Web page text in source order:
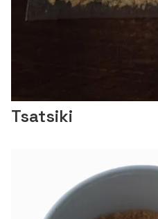
Tsatsiki